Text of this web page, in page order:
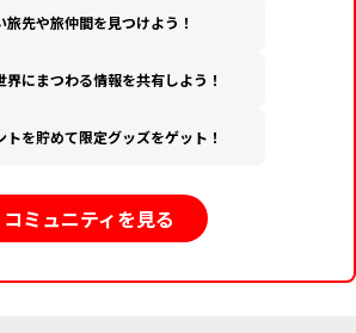
旅先や旅仲間を見つけよう！
界にまつわる情報を共有しよう！
トを貯めて限定グッズをゲット！
コミュニティを見る